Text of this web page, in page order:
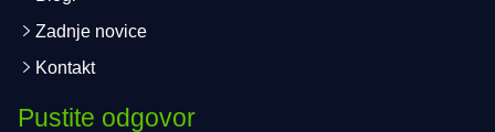
Zadnje novice
Kontakt
Pustite odgovor